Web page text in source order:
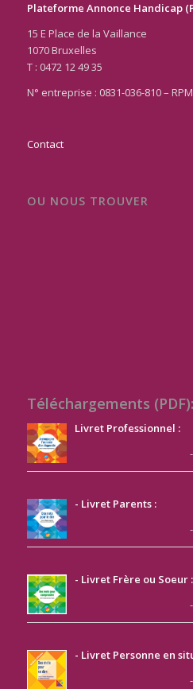
Plateforme Annonce Handicap
15 E Place de la Vaillance
1070 Bruxelles
T : 0472 12 49 35
N° entreprise : 0831-036-810 –
Contact
OU NOUS TROUVER
Téléchargements (PDF):
Livret Professionnel :
- Livret Parents :
- Livret Frère ou Soeur :
- Livret Personne en